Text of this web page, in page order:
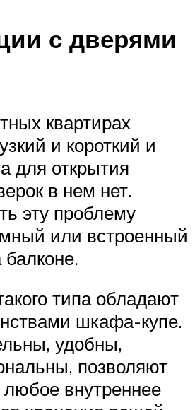
с дверями
квартирах
и короткий и
для открытия
в нем нет.
эту проблему
или встроенный
типа обладают
шкафа-купе.
удобны,
позволяют
любое внутреннее